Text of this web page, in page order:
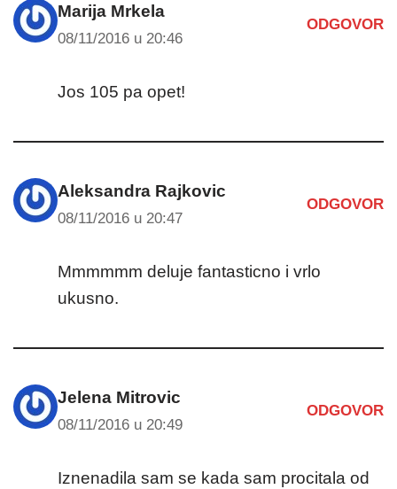
Marija Mrkela
08/11/2016 u 20:46
ODGOVOR
Jos 105 pa opet!
Aleksandra Rajkovic
08/11/2016 u 20:47
ODGOVOR
Mmmmmm deluje fantasticno i vrlo
ukusno.
Jelena Mitrovic
08/11/2016 u 20:49
ODGOVOR
Iznenadila sam se kada sam procitala od